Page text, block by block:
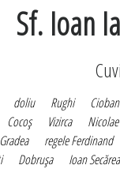
Sf. Ioan
doliu Rughi
Cocoş Vizirca
regele Ferdinand
Dobruşa Ioan